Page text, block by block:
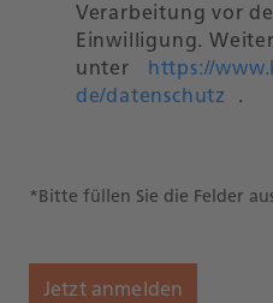
Verarbeitung vor
Einwilligung.
unter
https://
de/datenschutz
.
*Bitte füllen Sie die Felder
Jetzt anmelden